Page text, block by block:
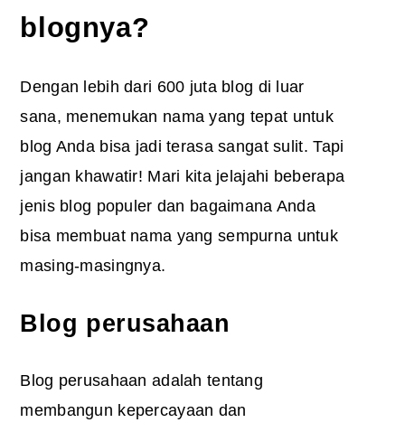
blognya?
Dengan lebih dari 600 juta blog di luar
sana, menemukan nama yang tepat untuk
blog Anda bisa jadi terasa sangat sulit. Tapi
jangan khawatir! Mari kita jelajahi beberapa
jenis blog populer dan bagaimana Anda
bisa membuat nama yang sempurna untuk
masing-masingnya.
Blog perusahaan
Blog perusahaan adalah tentang
membangun kepercayaan dan